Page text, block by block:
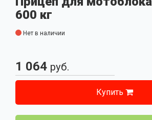
600 кг
Нет в наличии
1 064 руб.
Купить